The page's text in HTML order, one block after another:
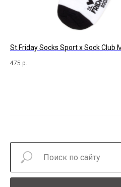
St.Friday Socks Sport x Sock Club
475 р.